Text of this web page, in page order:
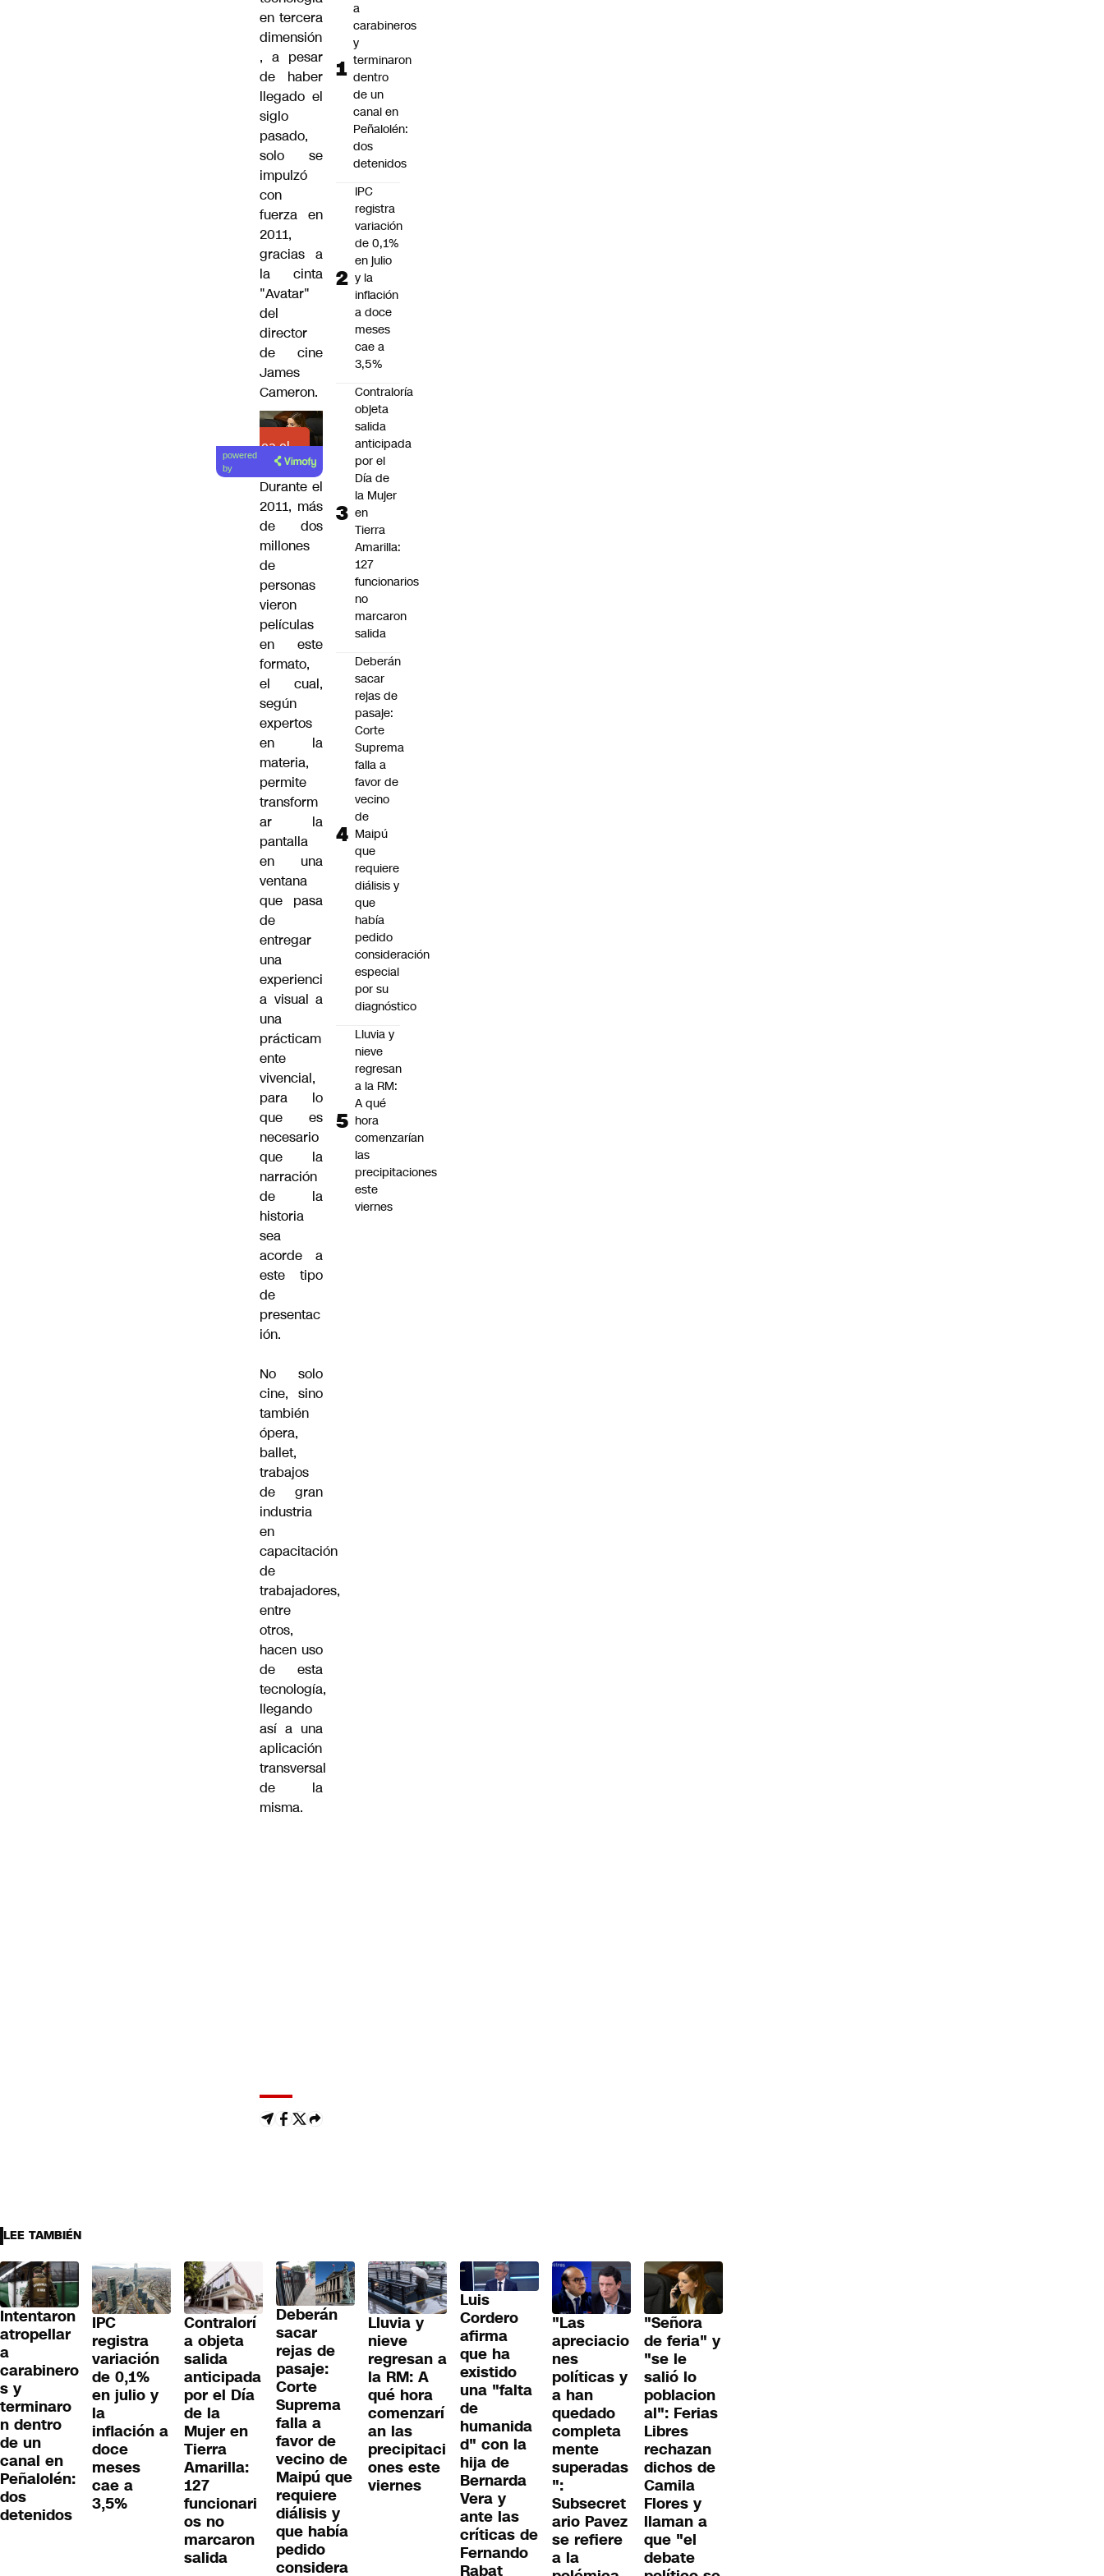
en tercera
dimensión
, a pesar
de haber
llegado el
siglo
pasado,
solo se
impulzó
con
fuerza en
2011,
gracias a
la cinta
"Avatar"
del
director
de cine
James
Cameron.
Lea el
artículo
powered
by
Durante el
2011, más
de dos
millones
de
personas
vieron
películas
en este
formato,
el cual,
según
expertos
en la
materia,
permite
transform
ar la
pantalla
en una
ventana
que pasa
de
entregar
una
experienci
a visual a
una
prácticam
ente
vivencial,
para lo
que es
necesario
que la
narración
de la
historia
sea
acorde a
este tipo
de
presentac
ión.
No solo
cine, sino
también
ópera,
ballet,
trabajos
de gran
industria
en
capacitación
de
trabajadores,
entre
otros,
hacen uso
de esta
tecnología,
llegando
así a una
aplicación
transversal
de la
misma.
a
carabineros
y
terminaron
dentro
de un
canal en
Peñalolén:
dos
detenidos
IPC
registra
variación
de 0,1%
en julio
y la
inflación
a doce
meses
cae a
3,5%
Contraloría
objeta
salida
anticipada
por el
Día de
la Mujer
en
Tierra
Amarilla:
127
funcionarios
no
marcaron
salida
Deberán
sacar
rejas de
pasaje:
Corte
Suprema
falla a
favor de
vecino
de
Maipú
que
requiere
diálisis y
que
había
pedido
consideración
especial
por su
diagnóstico
Lluvia y
nieve
regresan
a la RM:
A qué
hora
comenzarían
las
precipitaciones
este
viernes
LEE TAMBIÉN
Intentaron
atropellar
a
carabinero
s y
terminaro
n dentro
de un
canal en
Peñalolén:
dos
detenidos
IPC
registra
variación
de 0,1%
en julio y
la
inflación a
doce
meses
cae a
3,5%
Contralorí
a objeta
salida
anticipada
por el Día
de la
Mujer en
Tierra
Amarilla:
127
funcionari
os no
marcaron
salida
Deberán
sacar
rejas de
pasaje:
Corte
Suprema
falla a
favor de
vecino de
Maipú que
requiere
diálisis y
que había
pedido
considera
Lluvia y
nieve
regresan a
la RM: A
qué hora
comenzarí
an las
precipitaci
ones este
viernes
Luis
Cordero
afirma
que ha
existido
una "falta
de
humanida
d" con la
hija de
Bernarda
Vera y
ante las
críticas de
Fernando
Rabat
"Las
apreciacio
nes
políticas y
a han
quedado
completa
mente
superadas
":
Subsecret
ario Pavez
se refiere
a la
"Señora
de feria" y
"se le
salió lo
poblacion
al": Ferias
Libres
rechazan
dichos de
Camila
Flores y
llaman a
que "el
debate